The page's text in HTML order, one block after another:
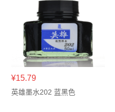
¥15.79
英雄墨水202 蓝黑色